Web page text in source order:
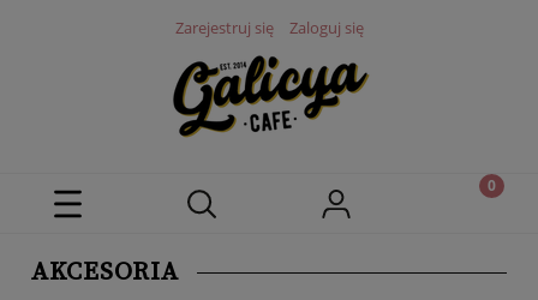
Zarejestruj się Zaloguj się
AKCESORIA